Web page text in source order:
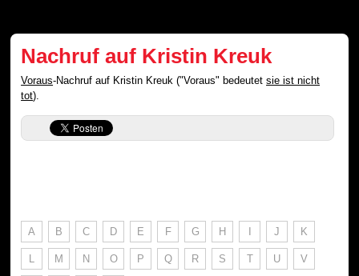
Nachruf auf Kristin Kreuk
Voraus-Nachruf auf Kristin Kreuk ("Voraus" bedeutetsie ist nicht
tot).
A B C D E F G H I J K
L M N O P Q R S T U V